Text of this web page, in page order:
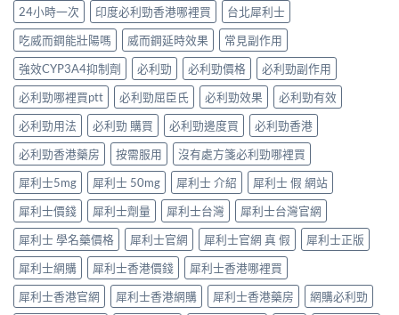
法〉
中
效
全
指
南，
香
港
男
性
必
讀〉
中
適
合
「長
期
管
理」？〉
中
獨
同
老
婆
唔
硬
——
呢
類
ED
唔
係
「壞
咗」，
係
心
因
型〉
中
勁
「治
標」
定
「治
本」？
長
食
有
咩
後
果
要
知！〉
中
24小時一次 印度必利勁香港哪裡買
台北犀利士
吃威而鋼能壯陽嗎
威而鋼延時效果
常見副作用
強效CYP3A4抑制劑
必利勁 必利勁價格
必利勁副作用
必利勁哪裡買ptt
必利勁屈臣氏 必利勁效果
必利勁有效
必利勁用法
必利勁 購買 必利勁邊度買
必利勁香港
必利勁香港藥房
按需服用
沒有處方箋必利勁哪裡買
犀利士5mg
犀利士 50mg 犀利士 介紹
犀利士 假 網站
犀利士價錢
犀利士劑量 犀利士台灣
犀利士台灣官網
犀利士 學名藥價格
犀利士官網 犀利士官網 真 假
犀利士正版
犀利士網購
犀利士香港價錢
犀利士香港哪裡買
犀利士香港官網
犀利士香港網購 犀利士香港藥房 網購必利勁